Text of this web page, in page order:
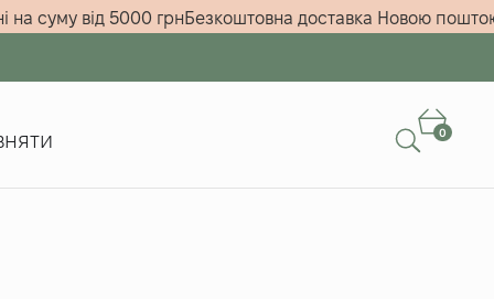
на суму від 5000 грнБезкоштовна доставка
0